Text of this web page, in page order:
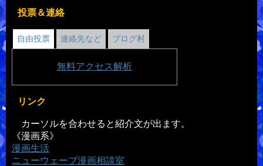
投票＆連絡
自由投票 連絡先など ブログ村
無料アクセス解析
リンク
カーソルを合わせると紹介文が出ます。
《漫画系》
漫画生活
ニューウェーブ漫画相談室